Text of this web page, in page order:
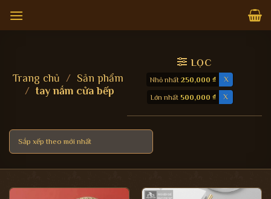
qua
Trang chủ / Sản phẩm
/ tay nắm cửa bếp
LỌC
Nhỏ nhất250,000₫
Lớn nhất 500,000 ₫